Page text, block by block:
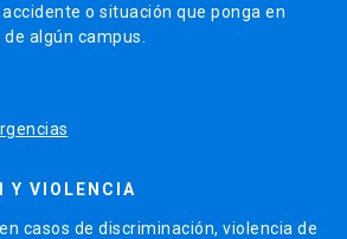
o situación que ponga en
algún campus.
Y VIOLENCIA
casos de discriminación, violencia de